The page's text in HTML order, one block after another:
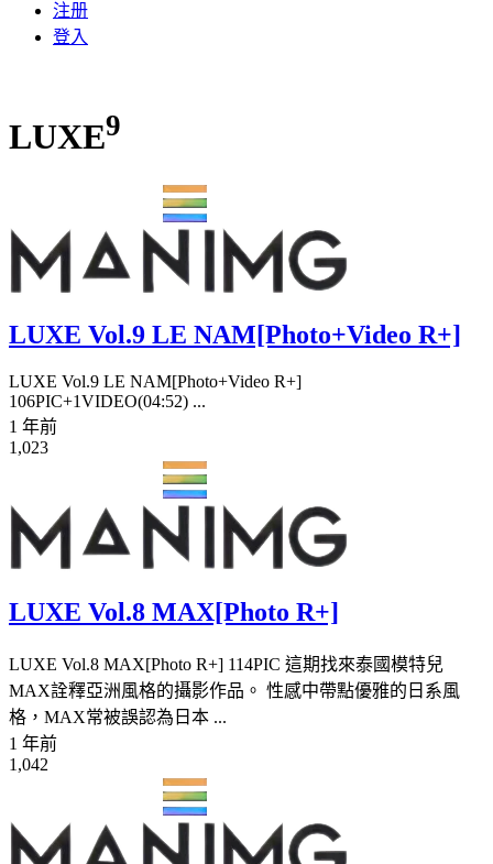
注册
登入
LUXE9
LUXE Vol.9 LE NAM[Photo+Video R+]
LUXE Vol.9 LE NAM[Photo+Video R+]
106PIC+1VIDEO(04:52) ...
1 年前
1,023
LUXE Vol.8 MAX[Photo R+]
LUXE Vol.8 MAX[Photo R+] 114PIC 這期找來泰國模特兒
MAX詮釋亞洲風格的攝影作品。 性感中帶點優雅的日系風
格，MAX常被誤認為日本 ...
1 年前
1,042